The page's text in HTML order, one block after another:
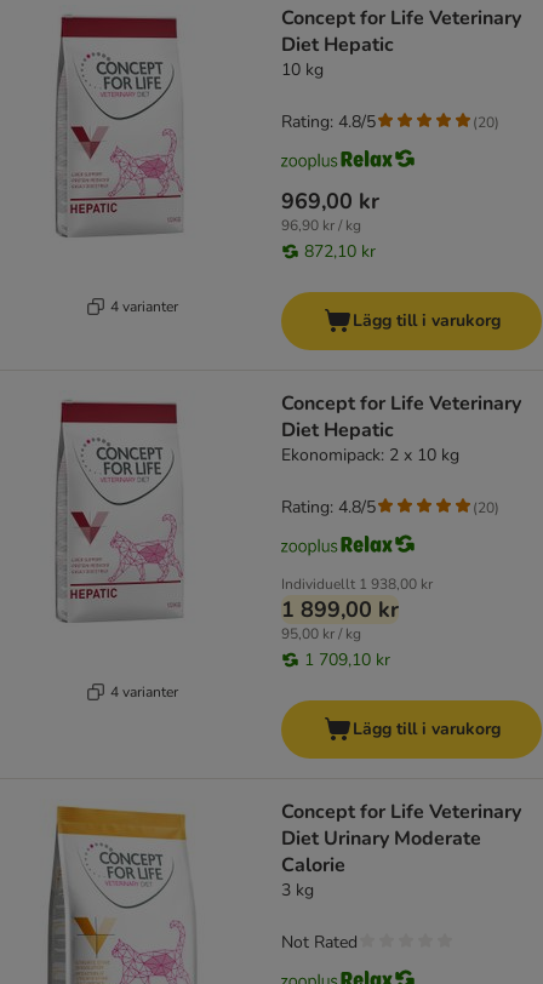
4 varianter
Concept for Life Veterinary
Diet Hepatic
10 kg
969,00 kr
96,90 kr / kg
872,10 kr
Rating: 4.8/5 (20)
Lägg till i varukorg
4 varianter
Concept for Life Veterinary
Diet Hepatic
Ekonomipack: 2 x 10 kg
Individuellt 1 938,00 kr
1 899,00 kr
95,00 kr / kg
1 709,10 kr
Rating: 4.8/5 (20)
Lägg till i varukorg
Concept for Life Veterinary
Diet Urinary Moderate
Calorie
3 kg
Not Rated